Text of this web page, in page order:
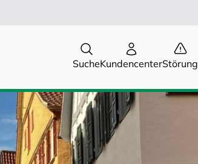
SucheKundencenterStörung